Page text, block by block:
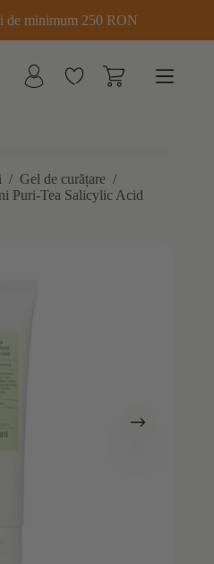
de minimum 250 RON
/ Gel de curățare /
Puri-Tea Salicylic Acid